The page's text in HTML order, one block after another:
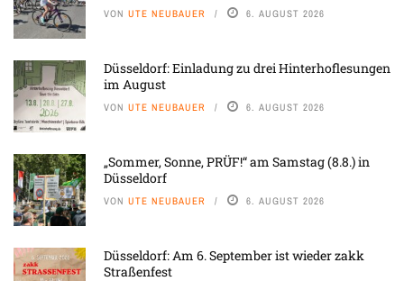
VON UTE NEUBAUER 6. AUGUST 2026
Düsseldorf: Einladung zu drei Hinterhoflesungen
im August
VON UTE NEUBAUER 6. AUGUST 2026
„Sommer, Sonne, PRÜF!“ am Samstag (8.8.) in
Düsseldorf
VON UTE NEUBAUER 6. AUGUST 2026
Düsseldorf: Am 6. September ist wieder zakk
Straßenfest